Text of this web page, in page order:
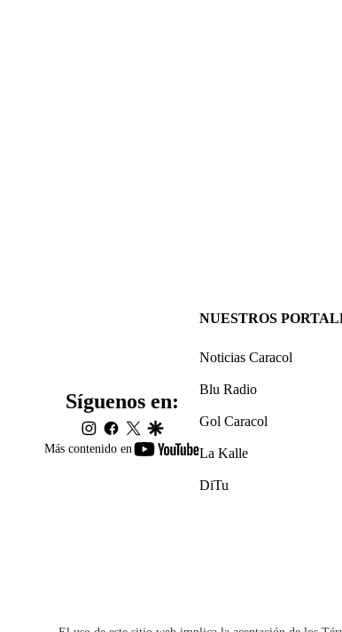
Más contenido en
youtube-
Síguenos en:
instagram
facebook
twittergoogle
NUESTROS
Noticias Caracol
Blu Radio
Gol Caracol
La Kalle
DiTu